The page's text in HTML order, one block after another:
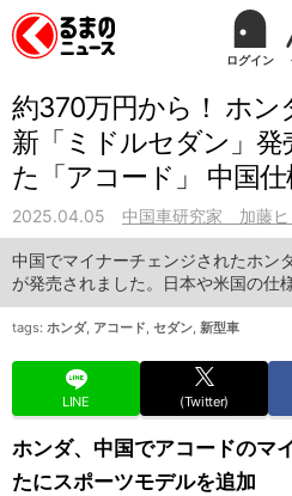
ログイン
約370万円から！ ホン
新「ミドルセダン」発
た「アコード」 中国
2025.04.05 中国車研究家 加藤ヒ
中国でマイナーチェンジされたホン
が発売されました。日本や米国の仕
tags: ホンダ, アコード, セダン, 新型車
LINE (Twitter)
ホンダ、中国でアコードの
たにスポーツモデルを追加